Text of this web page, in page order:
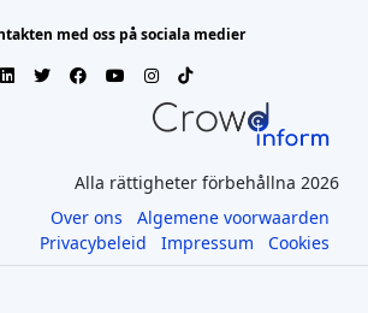
med oss på sociala medier
Alla rättigheter förbehållna 2026
Over ons
Algemene voorwaarden
Privacybeleid
Impressum Cookies